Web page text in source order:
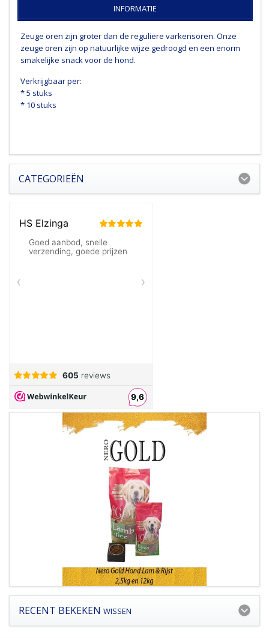
INFORMATIE
Zeuge oren zijn groter dan de reguliere varkensoren. Onze
zeuge oren zijn op natuurlijke wijze gedroogd en een enorm
smakelijke snack voor de hond.
Verkrijgbaar per:
* 5 stuks
* 10 stuks
CATEGORIEËN
RECENT BEKEKEN WISSEN